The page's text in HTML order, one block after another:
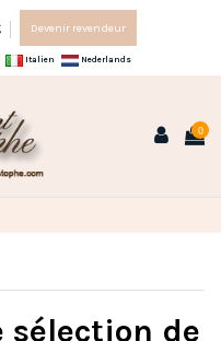
Devenir revendeur
Italien Nederlands
0
sélection de